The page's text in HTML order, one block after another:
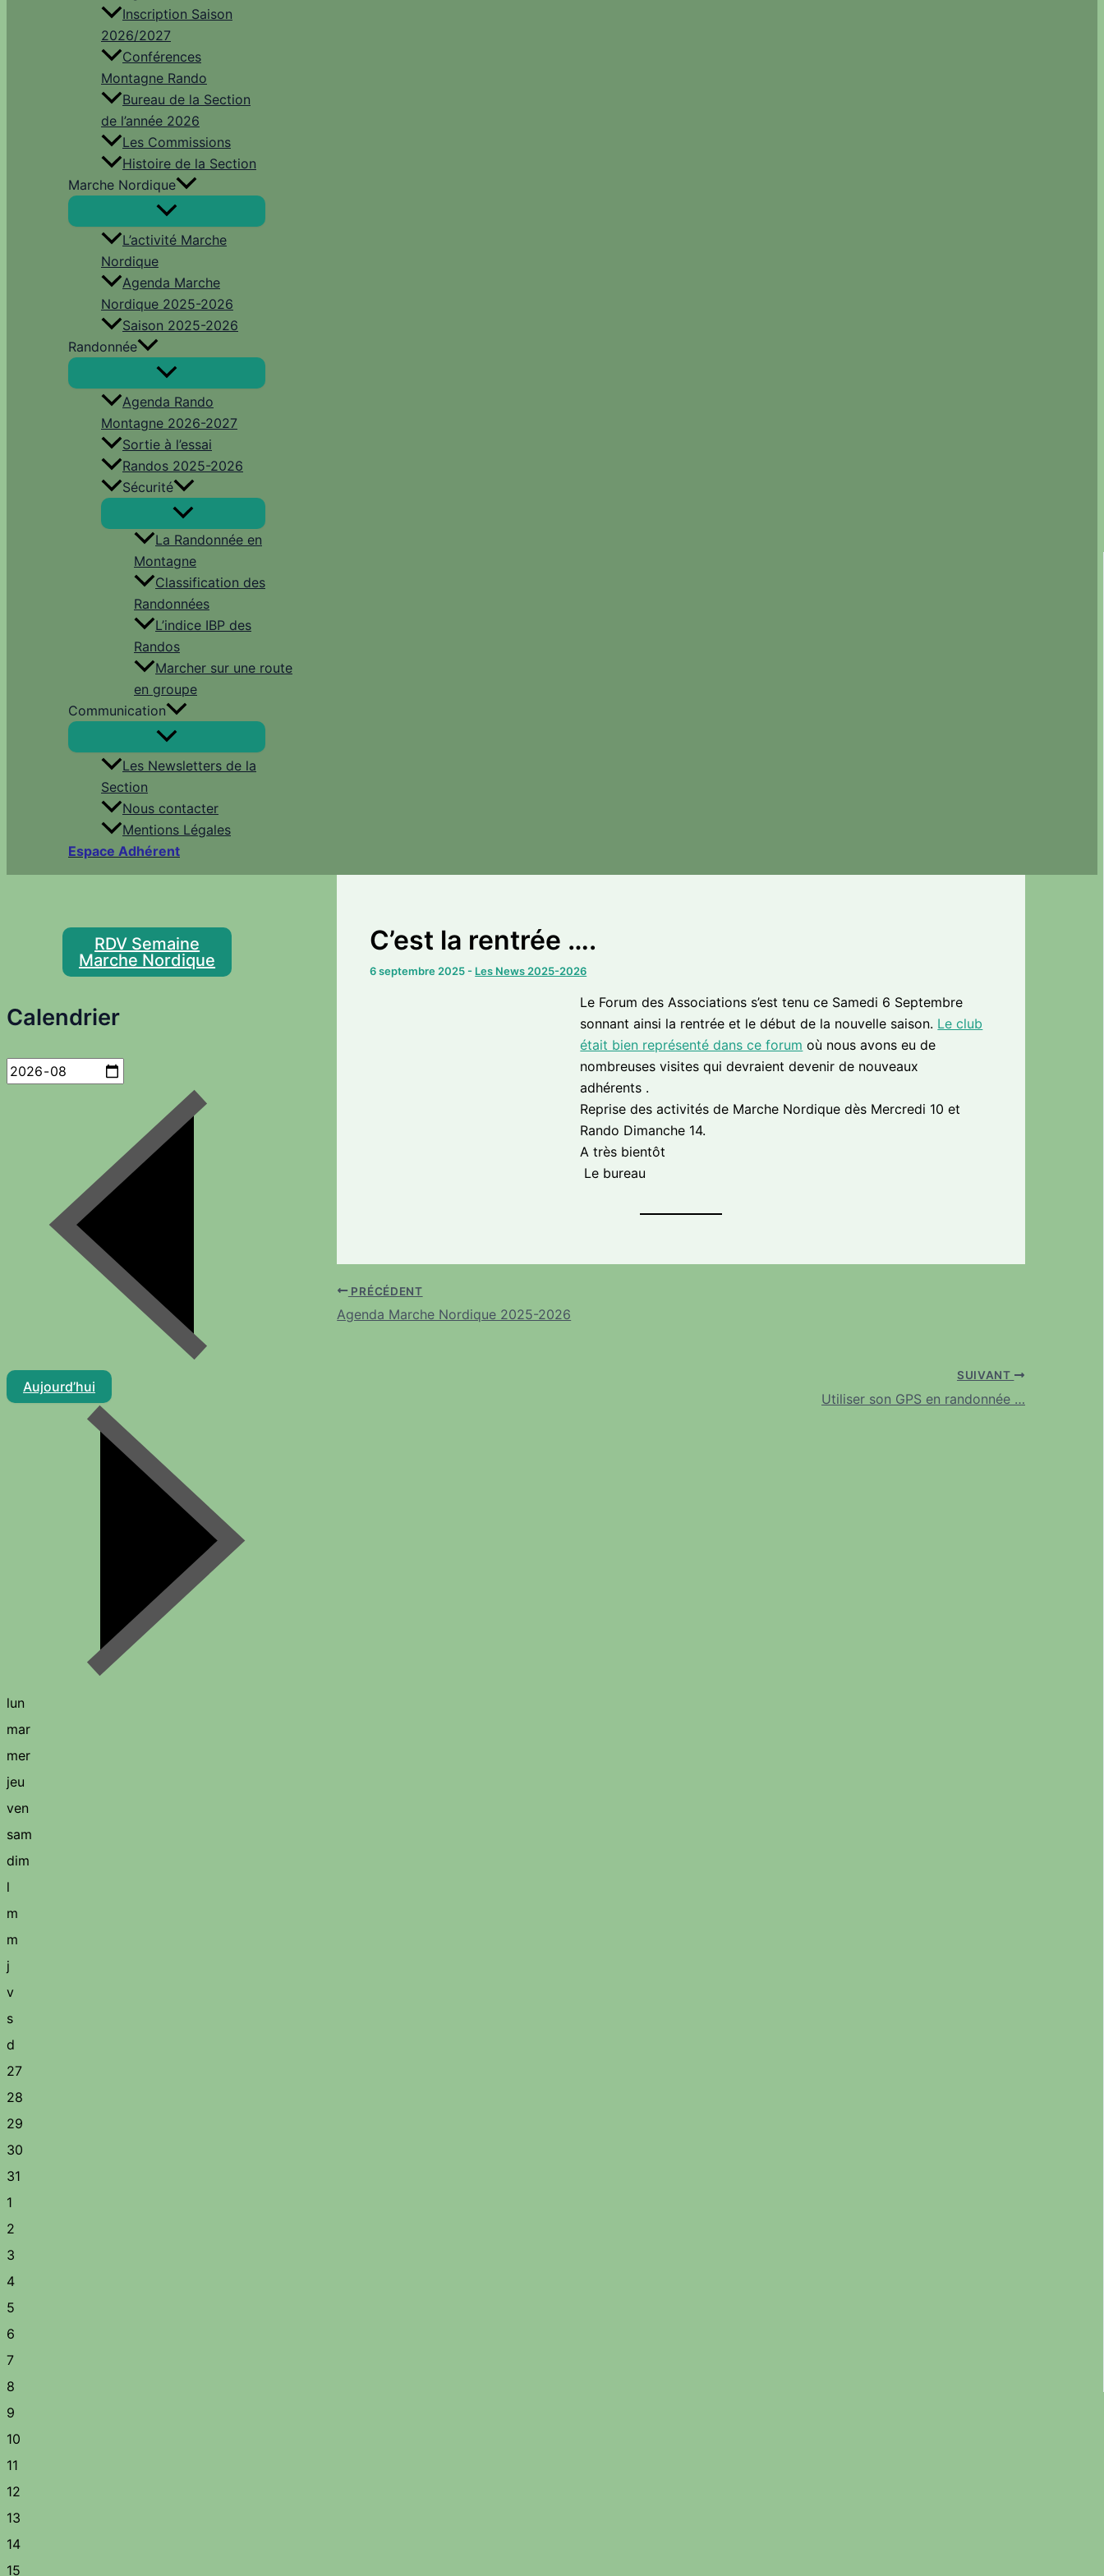
Inscription Saison
2026/2027
Conférences
Montagne Rando
Bureau de la Section
de l’année 2026
Les Commissions
Histoire de la Section
Marche Nordique
L’activité Marche
Nordique
Agenda Marche
Nordique 2025-2026
Saison 2025-2026
Randonnée
Agenda Rando
Montagne 2026-2027
Sortie à l’essai
Randos 2025-2026
Sécurité
La Randonnée en
Montagne
Classification des
Randonnées
L’indice IBP des
Randos
Marcher sur une route
en groupe
Communication
Les Newsletters de la
Section
Nous contacter
Mentions Légales
Espace Adhérent
RDV Semaine
Marche Nordique
Calendrier
Aujourd’hui
lun
mar
mer
jeu
ven
sam
dim
l
m
m
j
v
s
d
27
28
29
30
31
1
2
3
4
5
6
7
8
9
10
11
12
13
14
15
C’est la rentrée ….
6 septembre 2025 - Les News 2025-2026
Le Forum des Associations s’est tenu ce Samedi 6 Septembre
sonnant ainsi la rentrée et le début de la nouvelle saison. Le club
était bien représenté dans ce forum où nous avons eu de
nombreuses visites qui devraient devenir de nouveaux
adhérents .
Reprise des activités de Marche Nordique dès Mercredi 10 et
Rando Dimanche 14.
A très bientôt
Le bureau
PRÉCÉDENT
Agenda Marche Nordique 2025-2026
SUIVANT
Utiliser son GPS en randonnée …